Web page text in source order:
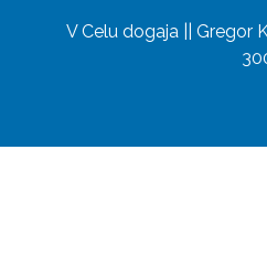
V Celu dogaja || Gregor